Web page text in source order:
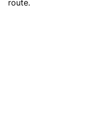
route.